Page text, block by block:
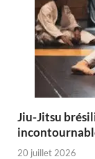
Jiu-Jitsu
20 juillet 2026